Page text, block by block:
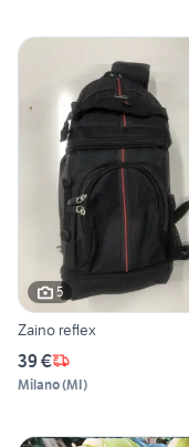
5
Zaino reflex
39 €
Milano(MI)